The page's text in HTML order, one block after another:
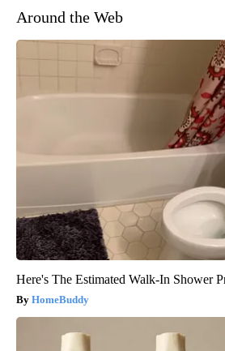
Around the Web
Here's The Estimated Walk-In Shower
HomeBuddy